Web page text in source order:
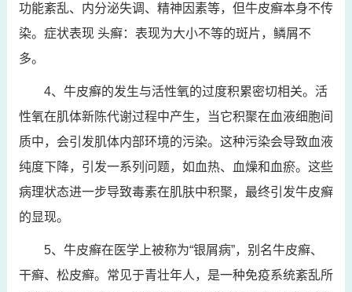
功能紊乱、内分泌失调、精神因素等，但牛皮癣本身不传
染。症状表现 头癣：表现为大小不等的斑片，鳞屑不
多。
4、牛皮癣的发生与活性氧的过度积累密切相关。活
性氧在肌体新陈代谢过程中产生，当它积聚在血液细胞间
质中，会引发肌体内部环境的污染。这种污染会导致血液
纯度下降，引发一系列问题，如血热、血燥和血瘀。这些
病理状态进一步导致毒素在肌肤中积聚，最终引发牛皮癣
的显现。
5、牛皮癣在医学上被称为“银屑病”，别名牛皮癣、
干癣、松皮癣。常见于青壮年人，是一种免疫系统紊乱所